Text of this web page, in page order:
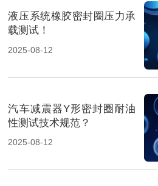
液压系统橡胶密封圈压力承
载测试！
2025-08-12
汽车减震器Y形密封圈耐油
性测试技术规范？
2025-08-12